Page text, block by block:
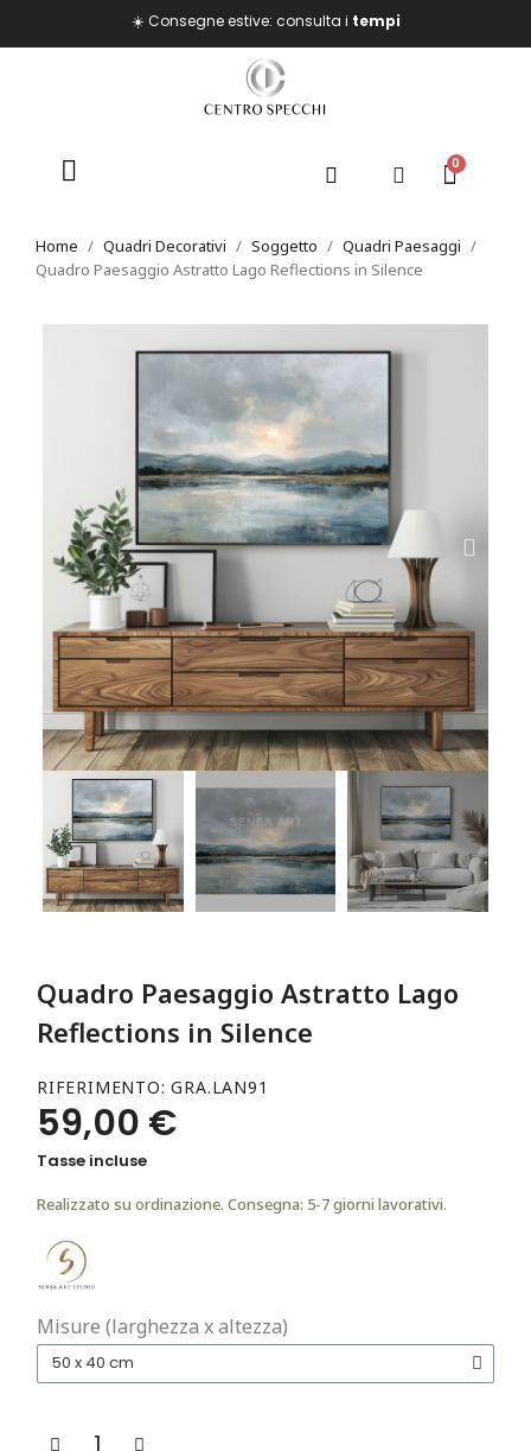
☀️ Consegne estive: consulta i tempi
Home Quadri Decorativi Soggetto
Quadri Paesaggi
Quadro Paesaggio Astratto Lago Reflections in Silence
Quadro Paesaggio Astratto Lago
Reflections in Silence
RIFERIMENTO GRA.LAN91
59,00 €
Tasse incluse
Realizzato su ordinazione. Consegna: 5-7 giorni lavorativi.
Misure (larghezza x altezza)